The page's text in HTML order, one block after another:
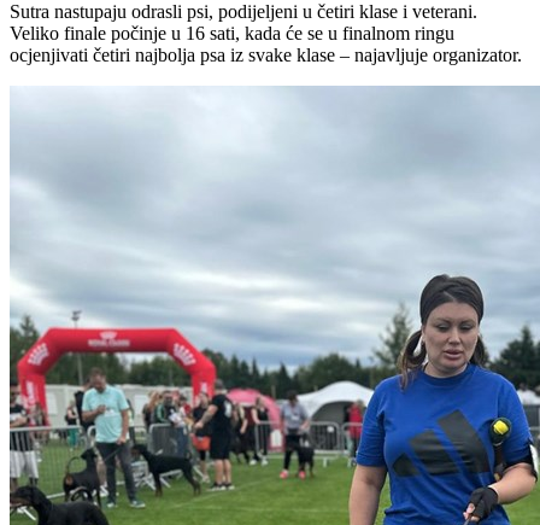
Sutra nastupaju odrasli psi, podijeljeni u četiri klase i veterani.
Veliko finale počinje u 16 sati, kada će se u finalnom ringu
ocjenjivati četiri najbolja psa iz svake klase – najavljuje organizator.